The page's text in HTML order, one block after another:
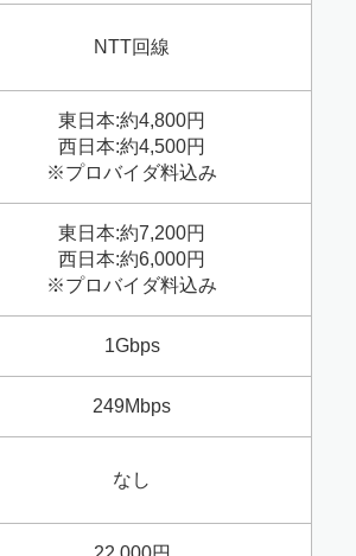
NTT回線
東日本:約4,800円
西日本:約4,500円
※プロバイダ料込み
東日本:約7,200円
西日本:約6,000円
※プロバイダ料込み
1Gbps
249Mbps
なし